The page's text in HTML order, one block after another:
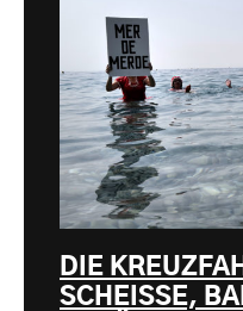
DIE
SCHEISSE,